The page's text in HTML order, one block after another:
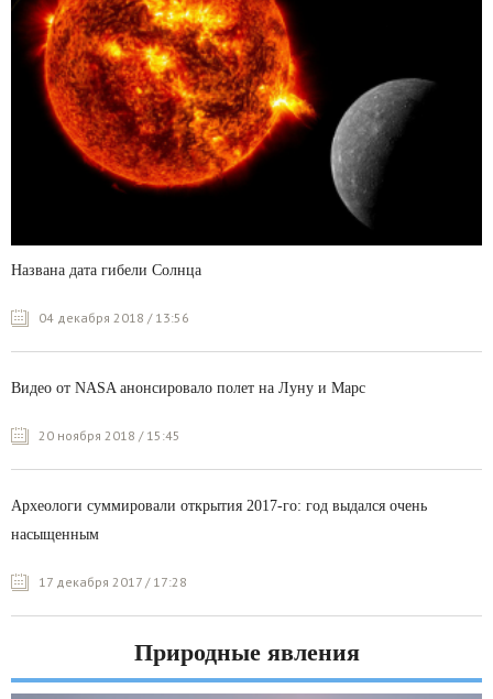
Названа дата гибели Солнца
04 декабря 2018 / 13:56
Видео от NASA анонсировало полет на Луну и Марс
20 ноября 2018 / 15:45
Археологи суммировали открытия 2017-го: год выдался очень
насыщенным
17 декабря 2017 / 17:28
Природные явления